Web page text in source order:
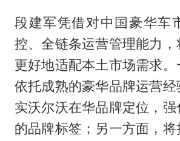
段建军凭借对中国豪华车
控、全链条运营管理能力
更好地适配本土市场需求
依托成熟的豪华品牌运营
实沃尔沃在华品牌定位，
的品牌标签；另一方面，